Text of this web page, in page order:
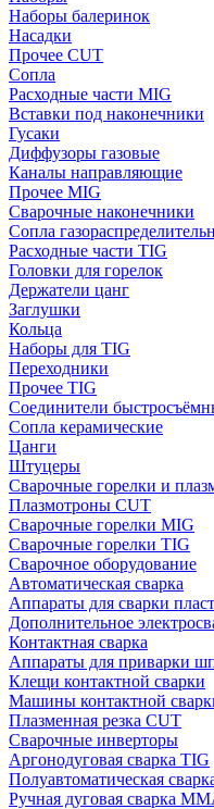
Наборы балеринок
Насадки
Прочее CUT
Сопла
Расходные части MIG
Вставки под наконечники
Гусаки
Диффузоры газовые
Каналы направляющие
Прочее MIG
Сварочные наконечники
Сопла
Расходные части TIG
Головки для горелок
Держатели цанг
Заглушки
Кольца
Наборы для TIG
Переходники
Прочее TIG
Соединители
Сопла керамические
Цанги
Штуцеры
Сварочные горелки и
Плазмотроны CUT
Сварочные горелки MIG
Сварочные горелки TIG
Сварочное оборудование
Автоматическая сварка
Аппараты для сварки
Дополнительное
Контактная сварка
Аппараты для приварки
Клещи контактной сварки
Машины контактной
Плазменная резка CUT
Сварочные инверторы
Аргонодуговая сварка TIG
Полуавтоматическая
Ручная дуговая сварка